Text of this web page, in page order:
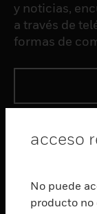
y noticias,
a través de
formas de
Cambiar vista
SERVICIOS
acceso
No puede
producto no